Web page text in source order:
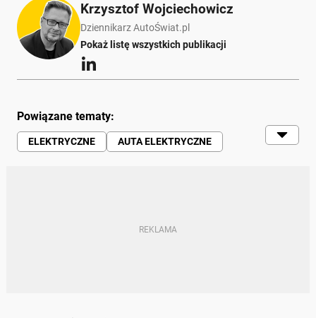
Krzysztof Wojciechowicz
Dziennikarz AutoŚwiat.pl
Pokaż listę wszystkich publikacji
Powiązane tematy:
ELEKTRYCZNE
AUTA ELEKTRYCZNE